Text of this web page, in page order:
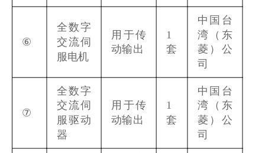
⑥
全数字
交流伺
服电机
用于传
动输出
1
套
中国台
湾（东
菱）公
司
⑦
全数字
交流伺
服驱动
器
用于传
动输出
1
套
中国台
湾（东
菱）公
司